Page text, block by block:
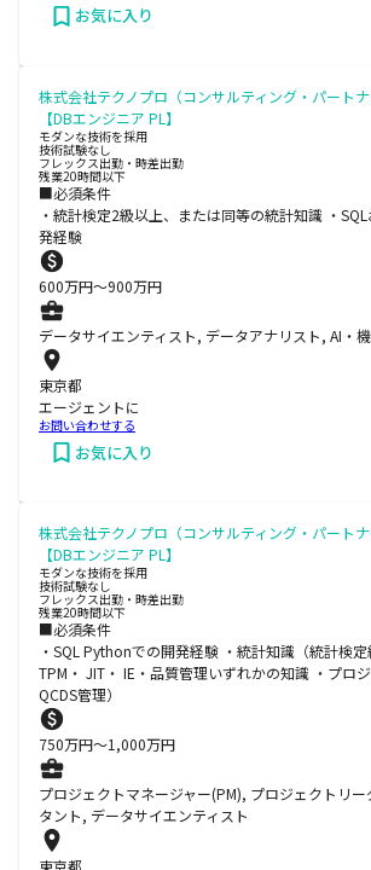
お気に入り
株式会社テクノプロ（コンサルティング・パートナ
【DBエンジニア PL】
モダンな技術を採用
技術試験なし
フレックス出勤・時差出勤
残業20時間以下
■必須条件
・統計検定2級以上、または同等の統計知識 ・
発経験
600万円〜900万円
データサイエンティスト, データアナリスト, AI・
東京都
エージェントに
お問い合わせする
お気に入り
株式会社テクノプロ（コンサルティング・パートナ
【DBエンジニア PL】
モダンな技術を採用
技術試験なし
フレックス出勤・時差出勤
残業20時間以下
■必須条件
・SQL Pythonでの開発経験 ・統計知識（統計検定
TPM・ JIT・ IE・品質管理いずれかの知識 ・プロ
QCDS管理）
750万円〜1,000万円
プロジェクトマネージャー(PM), プロジェクトリ
タント, データサイエンティスト
東京都